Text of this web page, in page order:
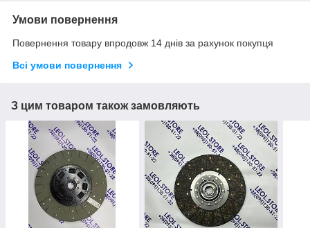
Умови повернення
Повернення товару впродовж 14 днів за рахунок покупця
Всі умови повернення
З цим товаром також замовляють